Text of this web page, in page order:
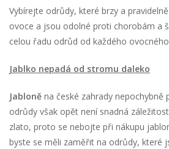
Vybírejte odrůdy, které brzy a
ovoce a jsou odolné proti chorobám a
celou řadu odrůd od každého
Jablko nepadá od stromu daleko
Jabloně na české zahrady nepochybně
odrůdy však opět není snadná
zlato, proto se nebojte při nákupu
byste se měli zaměřit na odrůdy, které